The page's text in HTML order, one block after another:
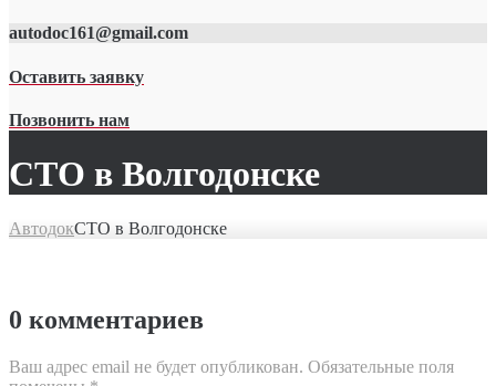
autodoc161@gmail.com
Оставить заявку
Позвонить нам
СТО в Волгодонске
АвтодокСТО в Волгодонске
0 комментариев
Ваш адрес email не будет опубликован. Обязательные поля